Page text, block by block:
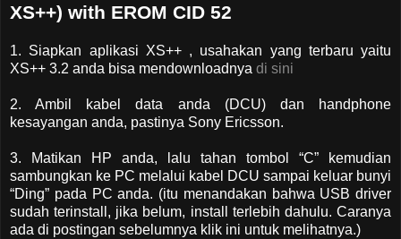
XS++) with EROM CID 52
1. Siapkan aplikasi XS++ , usahakan yang terbaru yaitu
XS++ 3.2 anda bisa mendownloadnya di sini
2. Ambil kabel data anda (DCU) dan handphone
kesayangan anda, pastinya Sony Ericsson.
3. Matikan HP anda, lalu tahan tombol “C” kemudian
sambungkan ke PC melalui kabel DCU sampai keluar bunyi
“Ding” pada PC anda. (itu menandakan bahwa USB driver
sudah terinstall, jika belum, install terlebih dahulu. Caranya
ada di postingan sebelumnya klik ini untuk melihatnya.)